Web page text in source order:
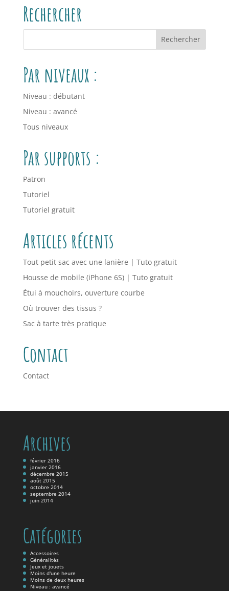
Rechercher
Par niveaux :
Niveau : débutant
Niveau : avancé
Tous niveaux
Par supports :
Patron
Tutoriel
Tutoriel gratuit
Articles récents
Tout petit sac avec une lanière | Tuto gratuit
Housse de mobile (iPhone 6S) | Tuto gratuit
Étui à mouchoirs, ouverture courbe
Où trouver des tissus ?
Sac à tarte très pratique
Contact
Contact
Archives
février 2016
janvier 2016
décembre 2015
août 2015
octobre 2014
septembre 2014
juin 2014
Catégories
Accessoires
Généralités
Jeux et jouets
Moins d'une heure
Moins de deux heures
Niveau : avancé